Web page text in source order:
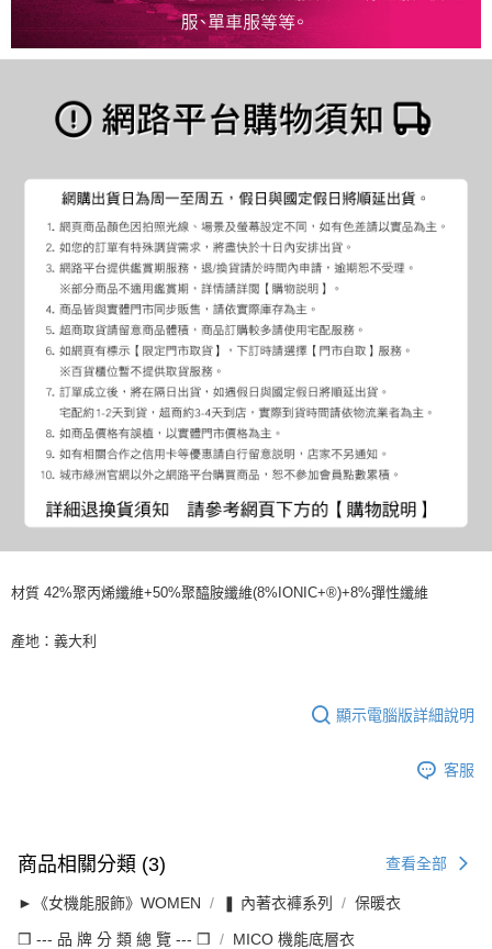
材質 42%聚丙烯纖維+50%聚醯胺纖維(8%IONIC+®)+8%彈性纖維
產地：義大利
顯示電腦版詳細說明
客服
商品相關分類 (3) 查看全部
►《女機能服飾》WOMEN ❚ 內著衣褲系列 保暖衣
❒ --- 品 牌 分 類 總 覽 --- ❒ MICO 機能底層衣